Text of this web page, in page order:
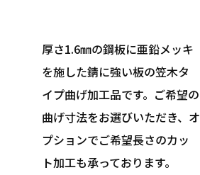
厚さ1.6㎜の鋼板に亜鉛メッキ
を施した錆に強い板の笠木タ
イプ曲げ加工品です。ご希望の
曲げ寸法をお選びいただき、オ
プションでご希望長さのカッ
ト加工も承っております。